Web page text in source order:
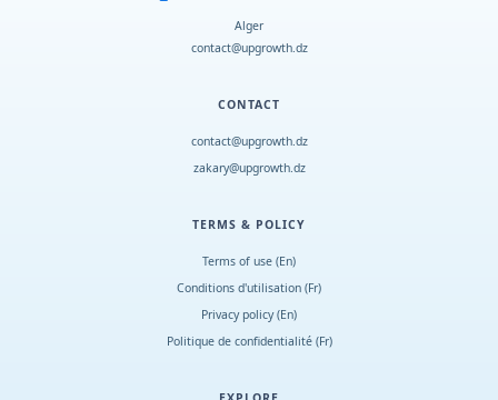
Alger
contact@upgrowth.dz
CONTACT
contact@upgrowth.dz
zakary@upgrowth.dz
TERMS & POLICY
Terms of use (En)
Conditions d'utilisation (Fr)
Privacy policy (En)
Politique de confidentialité (Fr)